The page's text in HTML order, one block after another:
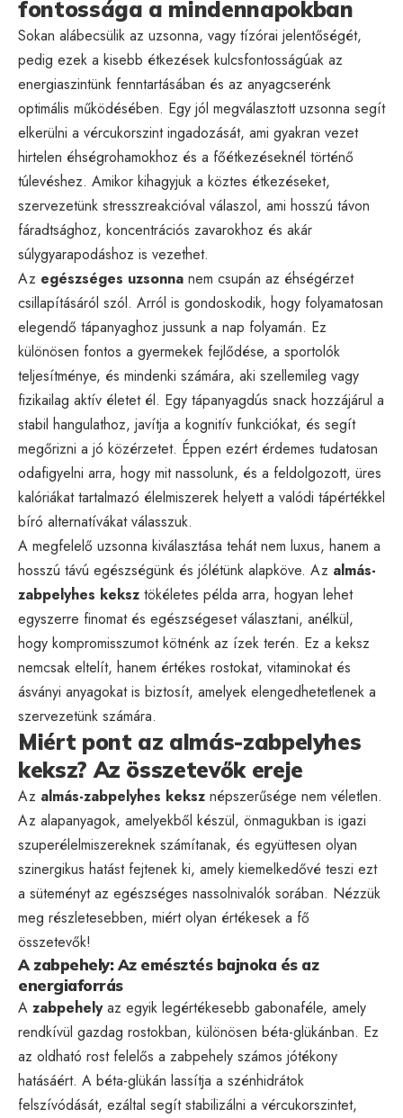
fontossága a mindennapokban
Sokan alábecsülik az uzsonna, vagy tízórai jelentőségét,
pedig ezek a kisebb étkezések kulcsfontosságúak az
energiaszintünk fenntartásában és az anyagcserénk
optimális működésében. Egy jól megválasztott uzsonna segít
elkerülni a vércukorszint ingadozását, ami gyakran vezet
hirtelen éhségrohamokhoz és a főétkezéseknél történő
túlevéshez. Amikor kihagyjuk a köztes étkezéseket,
szervezetünk stresszreakcióval válaszol, ami hosszú távon
fáradtsághoz, koncentrációs zavarokhoz és akár
súlygyarapodáshoz is vezethet.
Az egészséges uzsonna nem csupán az éhségérzet
csillapításáról szól. Arról is gondoskodik, hogy folyamatosan
elegendő tápanyaghoz jussunk a nap folyamán. Ez
különösen fontos a gyermekek fejlődése, a sportolók
teljesítménye, és mindenki számára, aki szellemileg vagy
fizikailag aktív életet él. Egy tápanyagdús snack hozzájárul a
stabil hangulathoz, javítja a kognitív funkciókat, és segít
megőrizni a jó közérzetet. Éppen ezért érdemes tudatosan
odafigyelni arra, hogy mit nassolunk, és a feldolgozott, üres
kalóriákat tartalmazó élelmiszerek helyett a valódi tápértékkel
bíró alternatívákat válasszuk.
A megfelelő uzsonna kiválasztása tehát nem luxus, hanem a
hosszú távú egészségünk és jólétünk alapköve. Az almás-
zabpelyhes keksz tökéletes példa arra, hogyan lehet
egyszerre finomat és egészségeset választani, anélkül,
hogy kompromisszumot kötnénk az ízek terén. Ez a keksz
nemcsak eltelít, hanem értékes rostokat, vitaminokat és
ásványi anyagokat is biztosít, amelyek elengedhetetlenek a
szervezetünk számára.
Miért pont az almás-zabpelyhes
keksz? Az összetevők ereje
Az almás-zabpelyhes keksz népszerűsége nem véletlen.
Az alapanyagok, amelyekből készül, önmagukban is igazi
szuperélelmiszereknek számítanak, és együttesen olyan
szinergikus hatást fejtenek ki, amely kiemelkedővé teszi ezt
a süteményt az egészséges nassolnivalók sorában. Nézzük
meg részletesebben, miért olyan értékesek a fő
összetevők!
A zabpehely: Az emésztés bajnoka és az
energiaforrás
A zabpehelyaz egyik legértékesebb gabonaféle, amely
rendkívül gazdag rostokban, különösen béta-glükánban. Ez
az oldható rost felelős a zabpehely számos jótékony
hatásáért. A béta-glükán lassítja a szénhidrátok
felszívódását, ezáltal segít stabilizálni a vércukorszintet,